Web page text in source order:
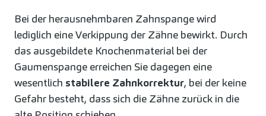
Bei der herausnehmbaren Zahnspange wird
lediglich eine Verkippung der Zähne bewirkt. Durch
das ausgebildete Knochenmaterial bei der
Gaumenspange erreichen Sie dagegen eine
wesentlich stabilere Zahnkorrektur, bei der keine
Gefahr besteht, dass sich die Zähne zurück in die